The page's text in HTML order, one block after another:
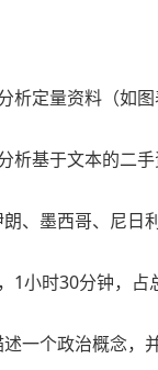
析定量资料（如
析基于文本的二手
、墨西哥、尼日
小时30分钟，占
一个政治概念，